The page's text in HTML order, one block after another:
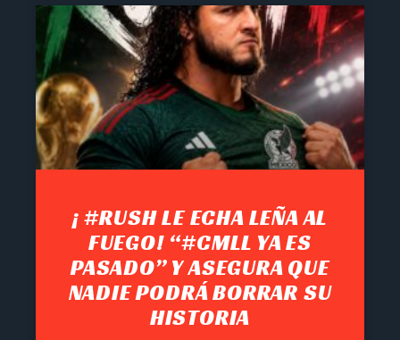
¡ #RUSH LE ECHA LEÑA AL
FUEGO! “#CMLL YA ES
PASADO” Y ASEGURA QUE
NADIE PODRÁ BORRAR SU
HISTORIA